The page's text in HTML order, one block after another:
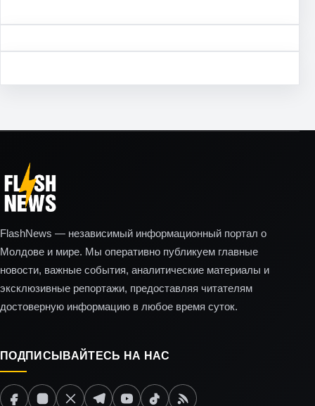
FlashNews — независимый информационный портал о
Молдове и мире. Мы оперативно публикуем главные
новости, важные события, аналитические материалы и
эксклюзивные репортажи, предоставляя читателям
достоверную информацию в любое время суток.
ПОДПИСЫВАЙТЕСЬ НА НАС